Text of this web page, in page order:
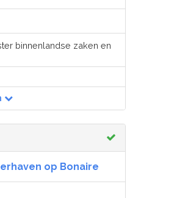
binnenlandse zaken en
op Bonaire